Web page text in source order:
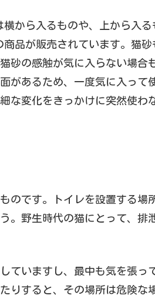
横から入るものや、上から入る
商品が販売されています。猫砂
砂の感触が気に入らない場合
があるため、一度気に入って
な変化をきっかけに突然使わ
のです。トイレを設置する場
。野生時代の猫にとって、排
ていますし、最中も気を張っ
りすると、その場所は危険な